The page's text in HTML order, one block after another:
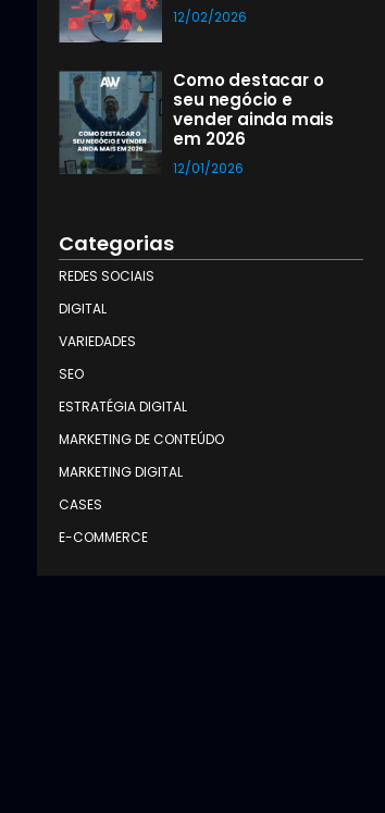
12/02/2026
Como destacar o
seu negócio e
vender ainda mais
em 2026
12/01/2026
Categorias
REDES SOCIAIS
DIGITAL
VARIEDADES
SEO
ESTRATÉGIA DIGITAL
MARKETING DE CONTEÚDO
MARKETING DIGITAL
CASES
E-COMMERCE